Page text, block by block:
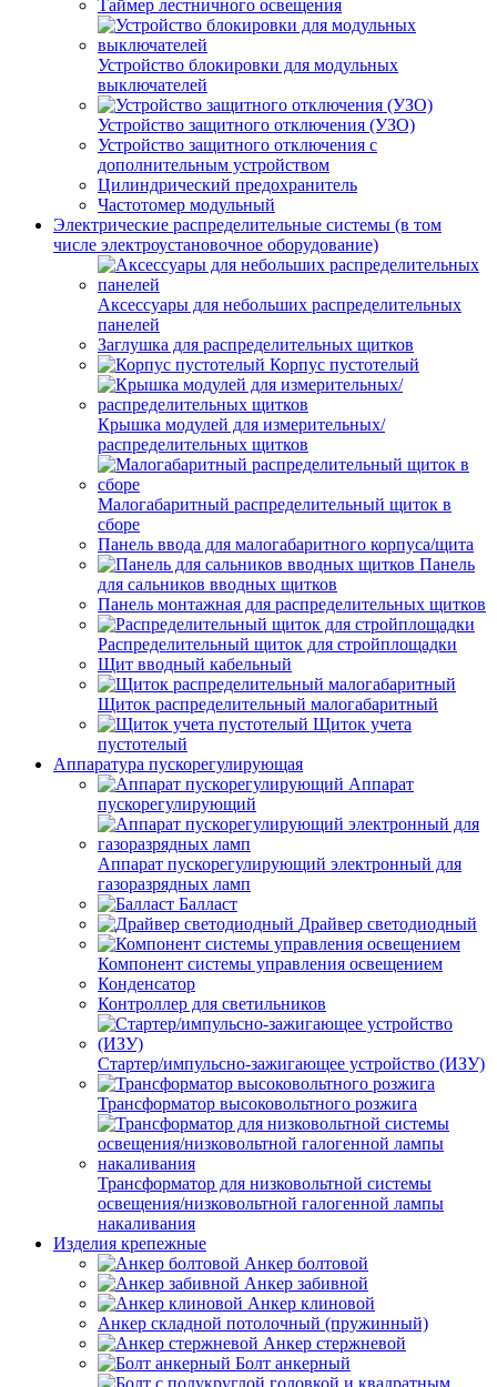
Таймер лестничного освещения
Устройство блокировки для модульных
выключателей
Устройство защитного отключения (УЗО)
Устройство защитного отключения с
дополнительным устройством
Цилиндрический предохранитель
Частотомер модульный
Электрические распределительные системы (в том
числе электроустановочное оборудование)
Аксессуары для небольших распределительных
панелей
Заглушка для распределительных щитков
Корпус пустотелый
Крышка модулей для измерительных/
распределительных щитков
Малогабаритный распределительный щиток в
сборе
Панель ввода для малогабаритного корпуса/щита
Панель
для сальников вводных щитков
Панель монтажная для распределительных щитков
Распределительный щиток для стройплощадки
Щит вводный кабельный
Щиток распределительный малогабаритный
Щиток учета
пустотелый
Аппаратура пускорегулирующая
Аппарат
пускорегулирующий
Аппарат пускорегулирующий электронный для
газоразрядных ламп
Балласт
Драйвер светодиодный
Компонент системы управления освещением
Конденсатор
Контроллер для светильников
Стартер/импульсно-зажигающее устройство (ИЗУ)
Трансформатор высоковольтного розжига
Трансформатор для низковольтной системы
освещения/низковольтной галогенной лампы
накаливания
Изделия крепежные
Анкер болтовой
Анкер забивной
Анкер клиновой
Анкер складной потолочный (пружинный)
Анкер стержневой
Болт анкерный